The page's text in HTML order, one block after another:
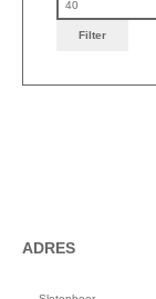
Filter
ADRES